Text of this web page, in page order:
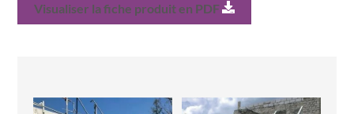
Visualiser la fiche produit en PDF